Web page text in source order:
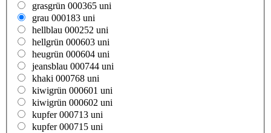
grasgrün 000365 uni
grau 000183 uni
hellblau 000252 uni
hellgrün 000603 uni
heugrün 000604 uni
jeansblau 000744 uni
khaki 000768 uni
kiwigrün 000601 uni
kiwigrün 000602 uni
kupfer 000713 uni
kupfer 000715 uni